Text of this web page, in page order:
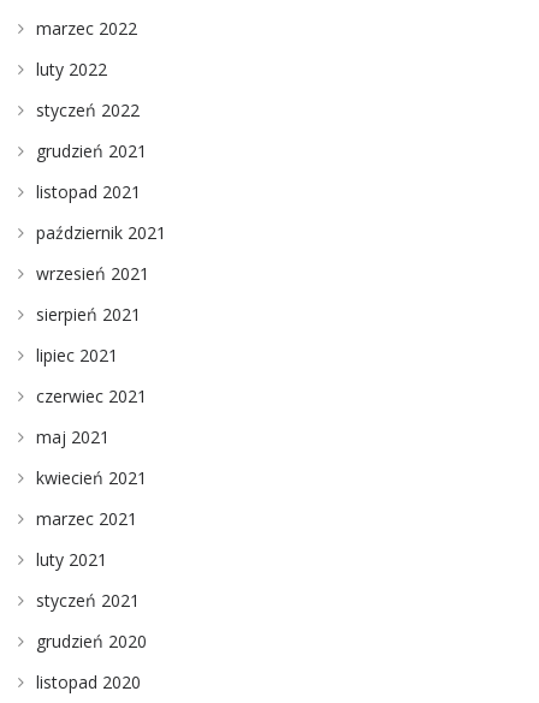
marzec 2022
luty 2022
styczeń 2022
grudzień 2021
listopad 2021
październik 2021
wrzesień 2021
sierpień 2021
lipiec 2021
czerwiec 2021
maj 2021
kwiecień 2021
marzec 2021
luty 2021
styczeń 2021
grudzień 2020
listopad 2020